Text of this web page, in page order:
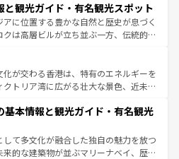
ら、韓国の多彩な魅力を心ゆくまで味
わってみてほしい。 なお、新着の韓国情報はコンテンツ一
い。
統が息づく。ハノイの古い町並みやホ
ス統治時代の建物も、独特の雰囲気を
また、バラエティの豊かさとおいしさで
ンミー、ベトナムコーヒーなどは、ぜ
い。どの地域を訪れてもあたたかい人々
くれるので、きっと忘れられない旅にな
と観光ガイド・有名観光スポット
に位置する豊かな自然と歴史が息づく
クは高層ビルが立ち並ぶ一方、伝統的な
る。北部ではチェンマイなどの山岳地
い、南部ではプーケットやクラビの美し
ト気分を楽しむことができる。タイ料理
中温暖で、どの季節にも異なる楽しみ
みやすいタイの人々、仏教を中心とし
様な観光資源が、訪れる旅人を魅了し続
新着のタイ情報はコンテンツ一覧を参照して
化が交わる香港は、特有のエネルギーを
クトリア湾に広がる壮大な景色、近未来
感動するはず。観光スポットが密集し
どころを回れるのも魅力。息をのむよ
的な体験まで、香港を存分に楽しみ尽く
新着の香港情報はコンテンツ一覧を参照して
基本情報と観光ガイド・有名観光
して多文化が融合した独自の魅力を放つ
来的な建築物が並ぶマリーナベイ、歴史